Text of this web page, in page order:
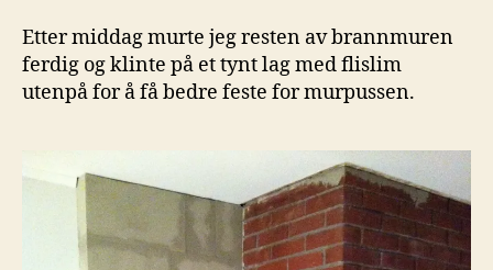
Etter middag murte jeg resten av brannmuren
ferdig og klinte på et tynt lag med flislim
utenpå for å få bedre feste for murpussen.